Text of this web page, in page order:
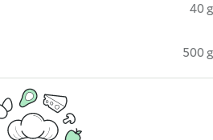
40 g
500 g